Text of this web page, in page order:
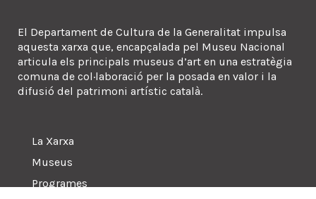
El Departament de Cultura de la Generalitat impulsa
aquesta xarxa que, encapçalada pel Museu Nacional
articula els principals museus d’art en una estratègia
comuna de col·laboració per la posada en valor i la
difusió del patrimoni artístic català.
La Xarxa
Museus
Programes